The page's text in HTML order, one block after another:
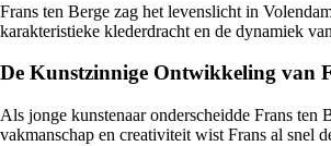
Frans ten Berge zag het levenslicht in
karakteristieke klederdracht en de dynamiek
De Kunstzinnige Ontwikkeling van
Als jonge kunstenaar onderscheidde Frans
vakmanschap en creativiteit wist Frans al snel